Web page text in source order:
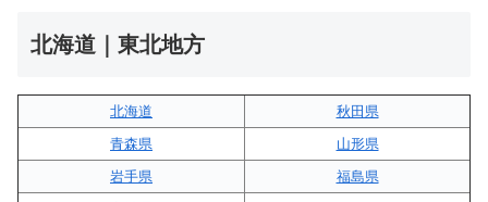
北海道｜東北地方
北海道
秋田県
青森県
山形県
岩手県
福島県